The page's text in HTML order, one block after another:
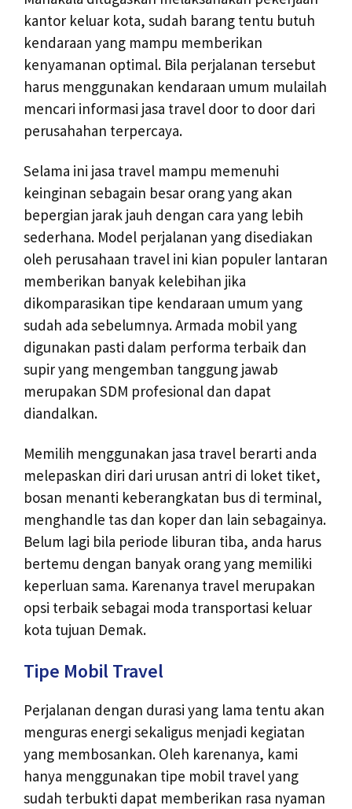
kantor keluar kota, sudah barang tentu butuh
kendaraan yang mampu memberikan
kenyamanan optimal. Bila perjalanan tersebut
harus menggunakan kendaraan umum mulailah
mencari informasi jasa travel door to door dari
perusahahan terpercaya.
Selama ini jasa travel mampu memenuhi
keinginan sebagain besar orang yang akan
bepergian jarak jauh dengan cara yang lebih
sederhana. Model perjalanan yang disediakan
oleh perusahaan travel ini kian populer lantaran
memberikan banyak kelebihan jika
dikomparasikan tipe kendaraan umum yang
sudah ada sebelumnya. Armada mobil yang
digunakan pasti dalam performa terbaik dan
supir yang mengemban tanggung jawab
merupakan SDM profesional dan dapat
diandalkan.
Memilih menggunakan jasa travel berarti anda
melepaskan diri dari urusan antri di loket tiket,
bosan menanti keberangkatan bus di terminal,
menghandle tas dan koper dan lain sebagainya.
Belum lagi bila periode liburan tiba, anda harus
bertemu dengan banyak orang yang memiliki
keperluan sama. Karenanya travel merupakan
opsi terbaik sebagai moda transportasi keluar
kota tujuan Demak.
Tipe Mobil Travel
Perjalanan dengan durasi yang lama tentu akan
menguras energi sekaligus menjadi kegiatan
yang membosankan. Oleh karenanya, kami
hanya menggunakan tipe mobil travel yang
sudah terbukti dapat memberikan rasa nyaman